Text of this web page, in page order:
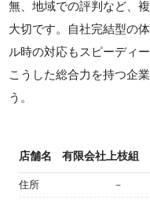
無、地域での評判など、
大切です。自社完結型の
ル時の対応もスピーディ
こうした総合力を持つ企
う。
店舗名 有限会社上枝組
住所 －